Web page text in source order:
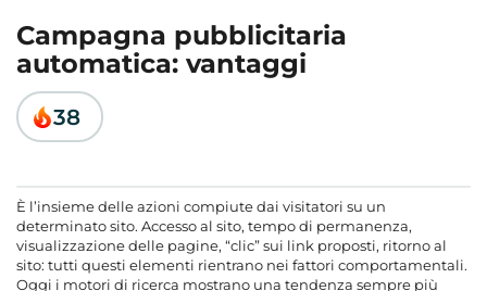
Campagna pubblicitaria
automatica: vantaggi
38
È l’insieme delle azioni compiute dai visitatori su un
determinato sito. Accesso al sito, tempo di permanenza,
visualizzazione delle pagine, “clic” sui link proposti, ritorno al
sito: tutti questi elementi rientrano nei fattori comportamentali.
Oggi i motori di ricerca mostrano una tendenza sempre più